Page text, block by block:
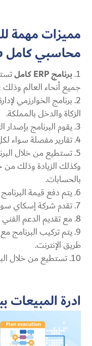
مميزات مهمة
محاسبي كامل erp
برنامج كامل
جميع أنحاء العالم
برنامج الخوارزمي
الزكاة والدخل بالمملكة.
يقوم البرنامج بإصدار
تقارير مفصلة سواء
تستطيع من خلال
وكذلك الزيادة وذلك من
بالحسابات.
يتم دفع قيمة
تقدم شركة إسكاي
مع تقديم الدعم
يتم تركيب البرنامج
طريق الإنترنت.
تستطيع من خلال
ادرة المبيعات